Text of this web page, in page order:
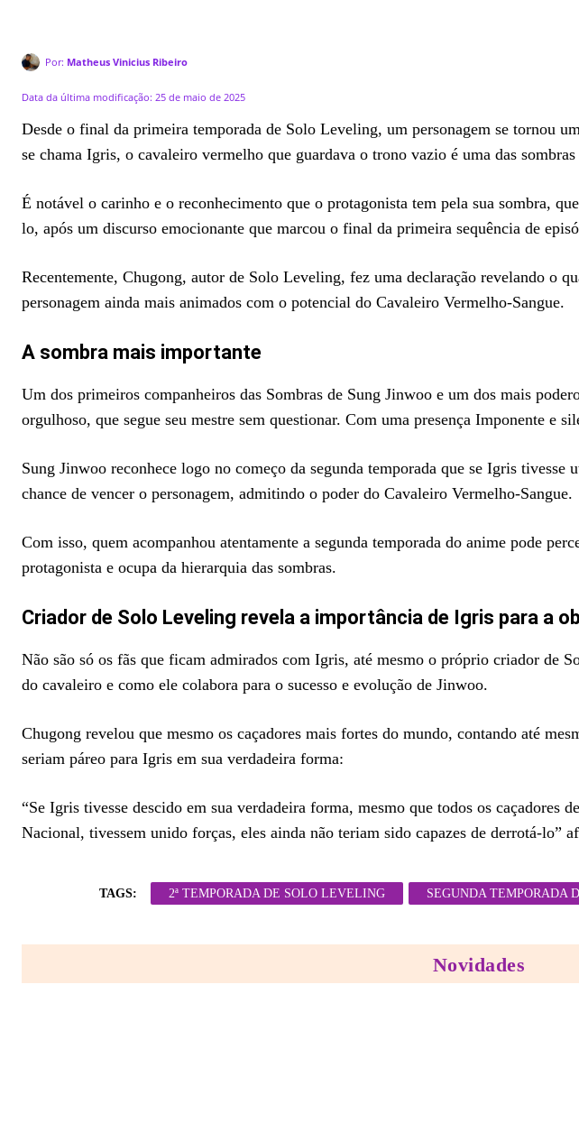
Por: Matheus Vinicius Ribeiro
Data da última modificação: 25 de maio de 2025
Desde o final da primeira temporada de Solo Leveling, um personagem se tornou
se chama Igris, o cavaleiro vermelho que guardava o trono vazio é uma das
É notável o carinho e o reconhecimento que o protagonista tem pela sua sombra,
lo, após um discurso emocionante que marcou o final da primeira sequência de
Recentemente, Chugong, autor de Solo Leveling, fez uma declaração revelando o
personagem ainda mais animados com o potencial do Cavaleiro Vermelho-Sangue.
A sombra mais importante
Um dos primeiros companheiros das Sombras de Sung Jinwoo e um dos mais
orgulhoso, que segue seu mestre sem questionar. Com uma presença Imponente e
Sung Jinwoo reconhece logo no começo da segunda temporada que se Igris tivesse
chance de vencer o personagem, admitindo o poder do Cavaleiro Vermelho-Sangue.
Com isso, quem acompanhou atentamente a segunda temporada do anime pode
protagonista e ocupa da hierarquia das sombras.
Criador de Solo Leveling revela a importância de Igris para a
Não são só os fãs que ficam admirados com Igris, até mesmo o próprio criador de
do cavaleiro e como ele colabora para o sucesso e evolução de Jinwoo.
Chugong revelou que mesmo os caçadores mais fortes do mundo, contando até
seriam páreo para Igris em sua verdadeira forma:
“Se Igris tivesse descido em sua verdadeira forma, mesmo que todos os caçadores
Nacional, tivessem unido forças, eles ainda não teriam sido capazes de derrotá-lo”
TAGS: 2ª TEMPORADA DE SOLO LEVELING SEGUNDA TEMPORADA
Novidades